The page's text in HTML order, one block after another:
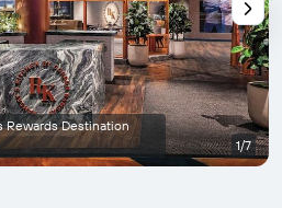
Rewards Destination
1/7